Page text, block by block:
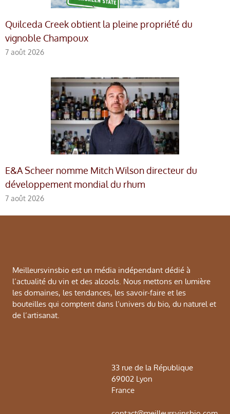
Quilceda Creek obtient la pleine propriété du
vignoble Champoux
7 août 2026
E&A Scheer nomme Mitch Wilson directeur du
développement mondial du rhum
7 août 2026
Meilleursvinsbio est un média indépendant dédié à
l’actualité du vin et des alcools. Nous mettons en lumière
les domaines, les tendances, les savoir-faire et les
bouteilles qui comptent dans l’univers du bio, du naturel et
de l’artisanat.
33 rue de la République
69002 Lyon
France